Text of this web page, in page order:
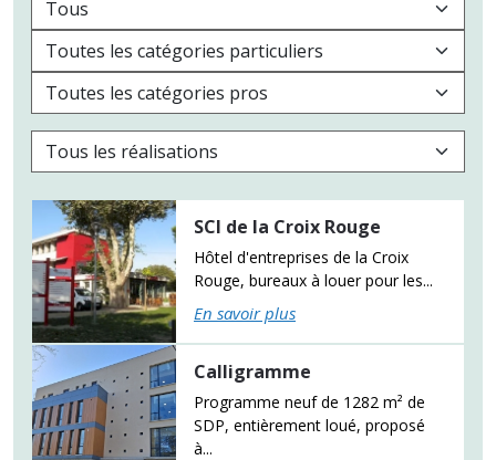
SCI de la Croix Rouge
Hôtel d'entreprises de la Croix
Rouge, bureaux à louer pour les...
En savoir plus
Calligramme
Programme neuf de 1282 m² de
SDP, entièrement loué, proposé
à...